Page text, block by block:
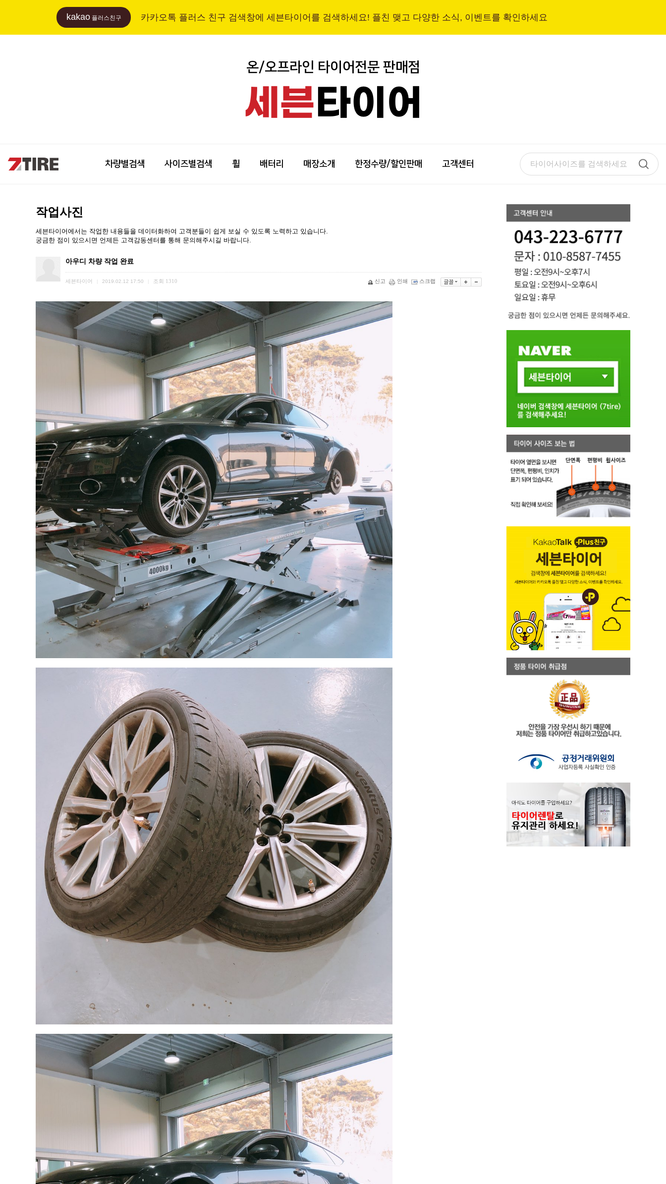
kakao플러스친구 카카오톡 플러스 친구 검색창에 세븐타이어를 검색하세요! 플친 맺고 다양한 소식, 이벤트를 확인하세요
온/오프라인 타이어전문 판매점
세븐타이어
차량별검색 사이즈별검색 휠 배터리 매장소개 한정수량/할인판매 고객센터
작업사진
세븐타이어에서는 작업한 내용들을 데이터화하여 고객분들이 쉽게 보실 수 있도록 노력하고 있습니다.
궁금한 점이 있으시면 언제든 고객감동센터를 통해 문의해주시길 바랍니다.
아우디 차량 작업 완료
세븐타이어 2019.02.12 17:50 조회 1310 신고 인쇄 스크랩